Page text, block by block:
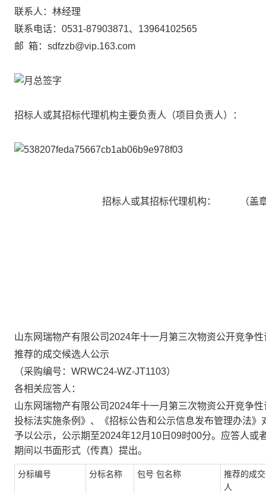
联系人： 林经理
联系电话：0531-87903871、13964102565
邮 箱：sdfzzb@vip.163.com
招标人或其招标代理机构主要负责人（项目负责人）：
招标人或其招标代理机构： （盖
山东网瑞物产有限公司 2024年十一月第三次物资公开竞争性
推荐的成交候选人公示
（采购编号：WRWC24-WZ-JT1103）
各相关应答人：
山东网瑞物产有限公司2024年十一月第三次物资公开竞争
投标法实施条例》、《招标公告和公示信息发布管理办法》
予以公示，公示期至2024年12月10日09时00分。应答人
期间以书面形式（传真）提出。
分标编号 分标名称 包号 包名称
推荐的成
人